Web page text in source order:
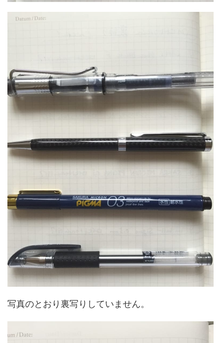
写真のとおり裏写りしていません。